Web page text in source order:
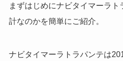
まずはじめにナビタイマーラ
計なのかを簡単にご紹介。
ナビタイマーラトラパンテは